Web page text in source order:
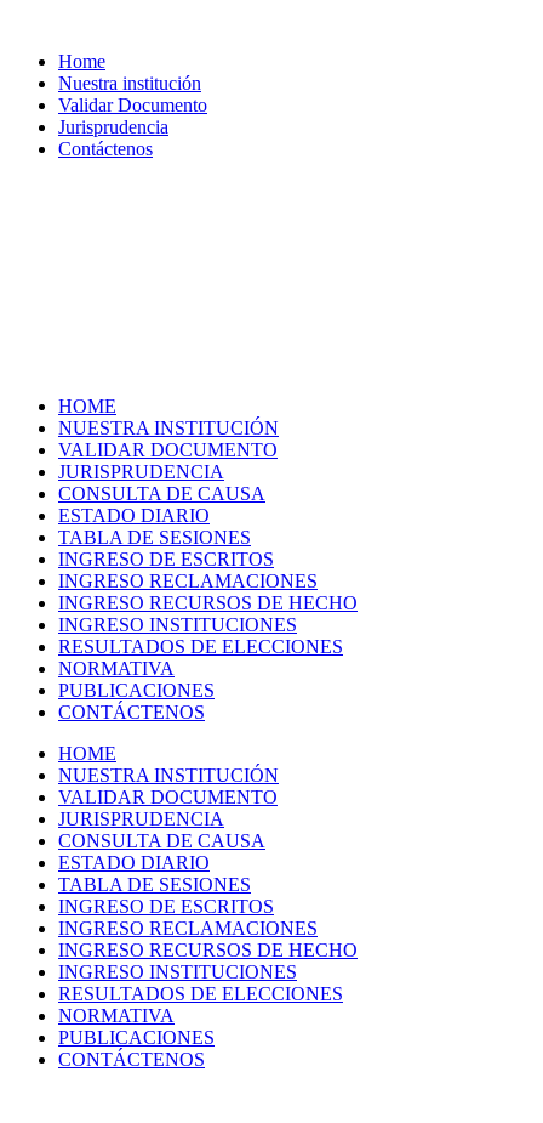
Home
Nuestra institución
Validar Documento
Jurisprudencia
Contáctenos
HOME
NUESTRA INSTITUCIÓN
VALIDAR DOCUMENTO
JURISPRUDENCIA
CONSULTA DE CAUSA
ESTADO DIARIO
TABLA DE SESIONES
INGRESO DE ESCRITOS
INGRESO RECLAMACIONES
INGRESO RECURSOS DE HECHO
INGRESO INSTITUCIONES
RESULTADOS DE ELECCIONES
NORMATIVA
PUBLICACIONES
CONTÁCTENOS
HOME
NUESTRA INSTITUCIÓN
VALIDAR DOCUMENTO
JURISPRUDENCIA
CONSULTA DE CAUSA
ESTADO DIARIO
TABLA DE SESIONES
INGRESO DE ESCRITOS
INGRESO RECLAMACIONES
INGRESO RECURSOS DE HECHO
INGRESO INSTITUCIONES
RESULTADOS DE ELECCIONES
NORMATIVA
PUBLICACIONES
CONTÁCTENOS